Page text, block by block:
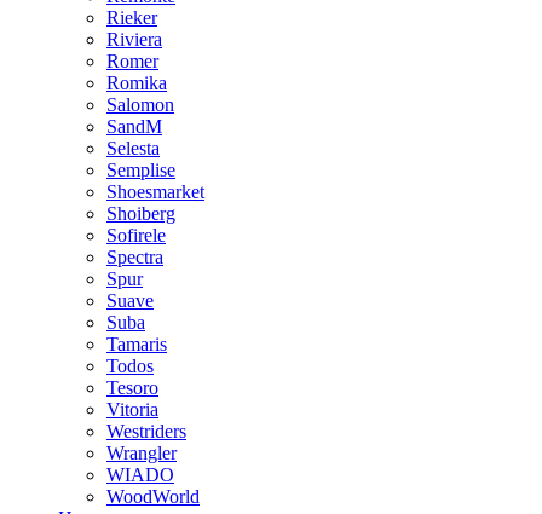
Rieker
Riviera
Romer
Romika
Salomon
SandM
Selesta
Semplise
Shoesmarket
Shoiberg
Sofirele
Spectra
Spur
Suave
Suba
Tamaris
Todos
Tesoro
Vitoria
Westriders
Wrangler
WIADO
WoodWorld